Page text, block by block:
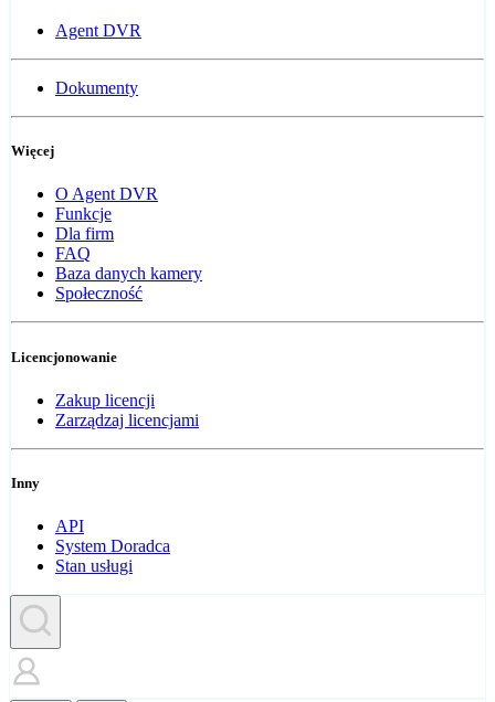
Agent DVR
Dokumenty
Więcej
O Agent DVR
Funkcje
Dla firm
FAQ
Baza danych kamery
Społeczność
Licencjonowanie
Zakup licencji
Zarządzaj licencjami
Inny
API
System Doradca
Stan usługi